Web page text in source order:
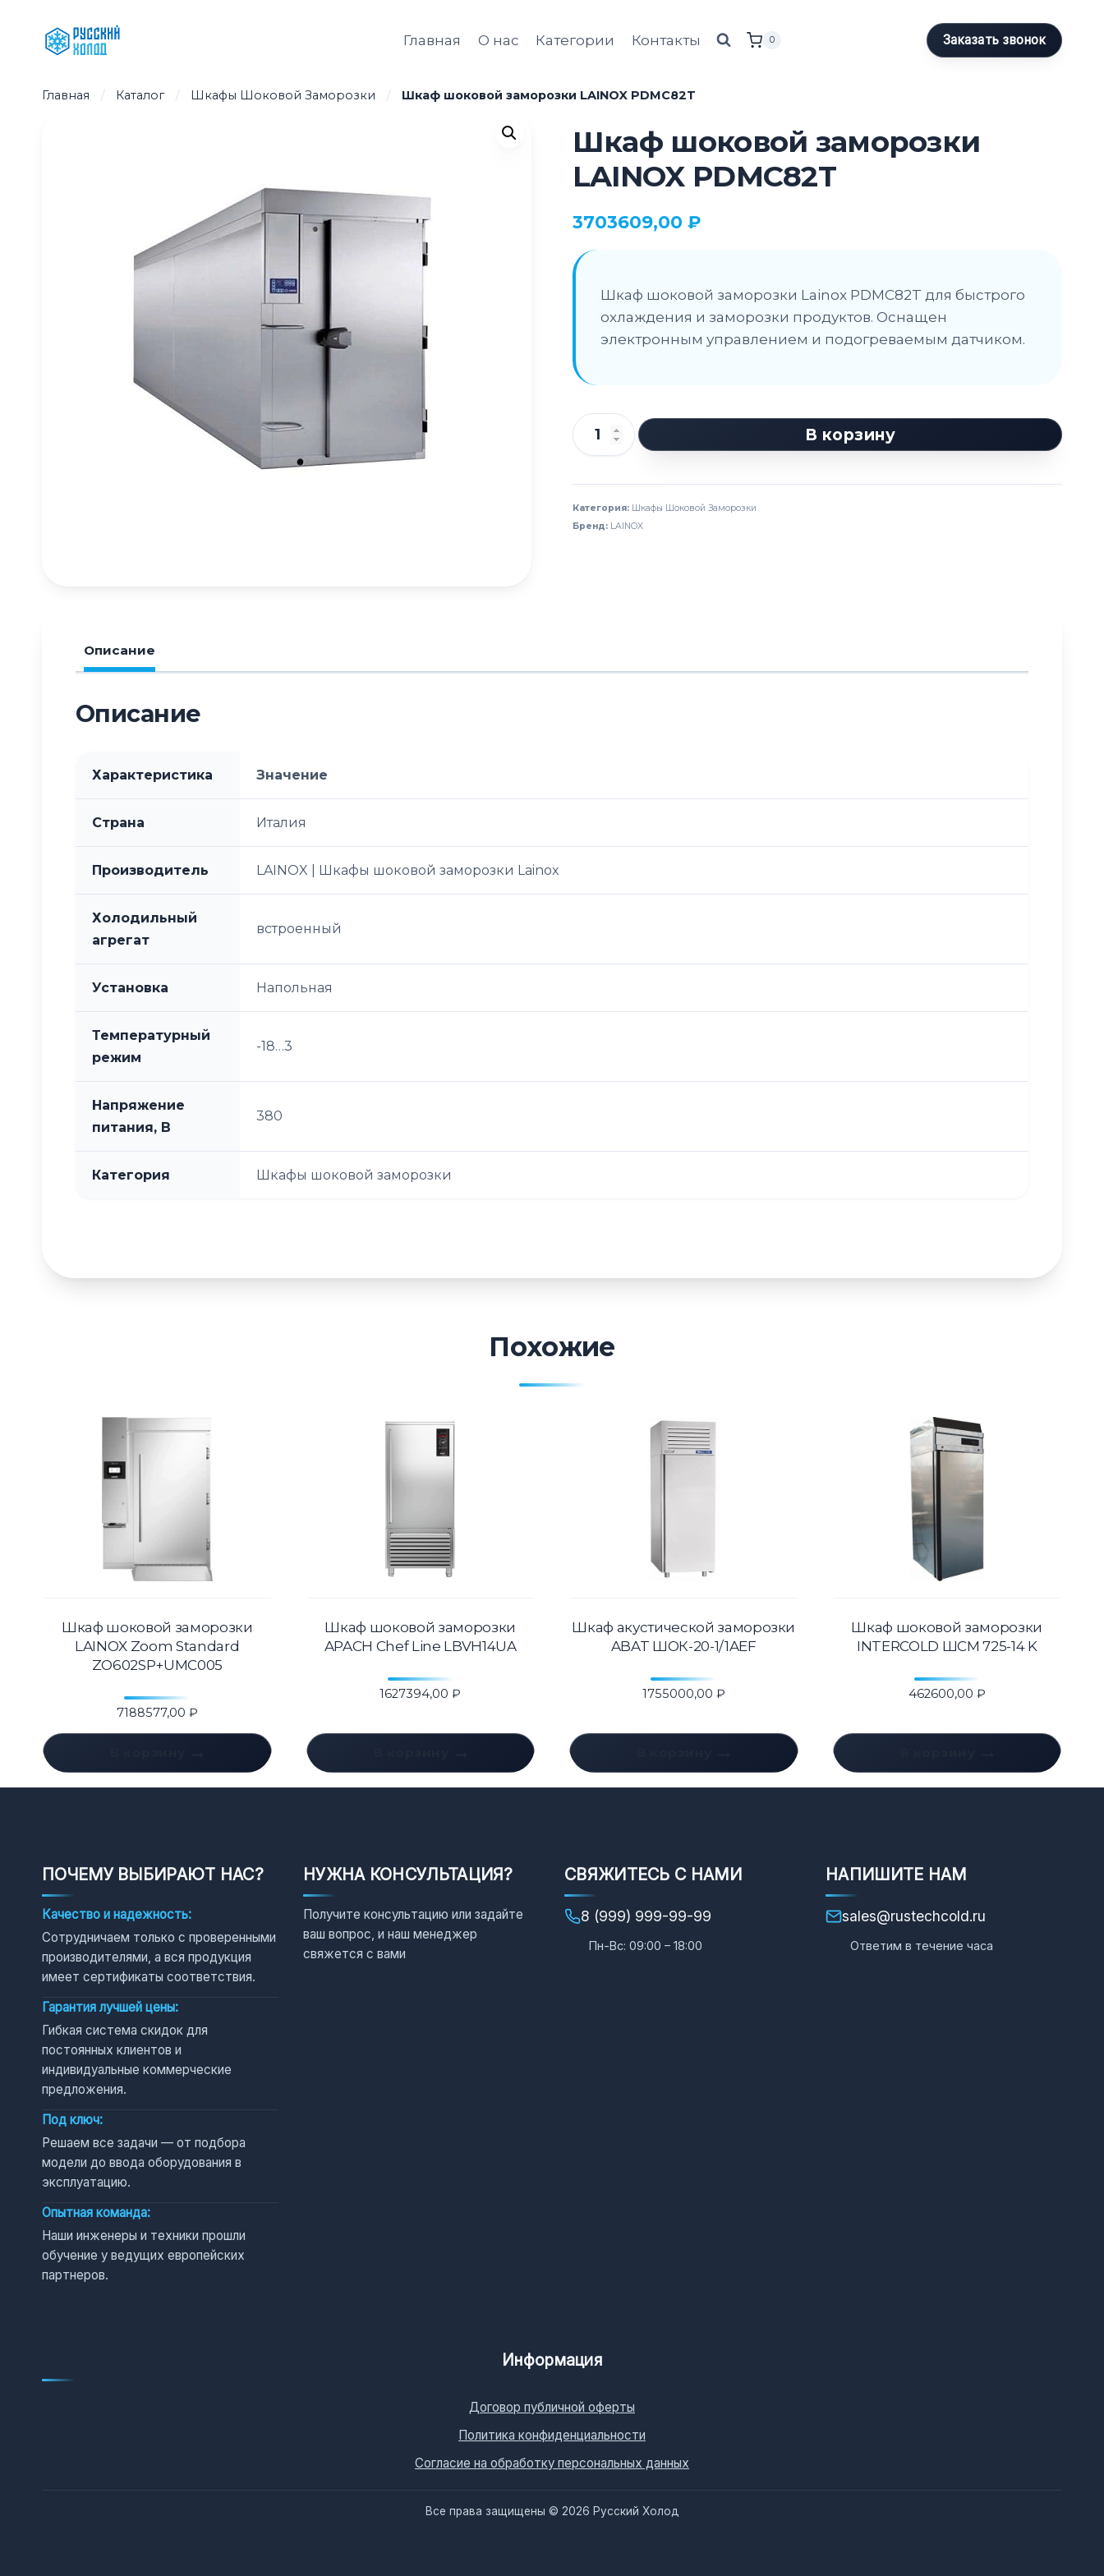
содержимому
Главная О нас Категории Контакты 0 Заказать звонок
Главная / Каталог / Шкафы Шоковой Заморозки / Шкаф шоковой заморозки LAINOX PDMC82T
Шкаф шоковой заморозки
LAINOX PDMC82T
3703609,00 ₽
Шкаф шоковой заморозки Lainox PDMC82T для быстрого
охлаждения и заморозки продуктов. Оснащен
электронным управлением и подогреваемым датчиком.
Количество
Шкаф
шоковой
заморозки
В корзину
Категория: Шкафы Шоковой Заморозки
Бренд: LAINOX
Описание
Описание
Характеристика Значение
Страна Италия
Производитель LAINOX | Шкафы шоковой заморозки Lainox
Холодильный
агрегат
встроенный
Установка Напольная
Температурный
режим
-18…3
Напряжение
питания, В
380
Категория Шкафы шоковой заморозки
Похожие
Шкаф шоковой заморозки
LAINOX Zoom Standard
ZO602SP+UMC005
7188577,00 ₽
Шкаф шоковой заморозки
APACH Chef Line LBVH14UA
1627394,00₽
Шкаф акустической заморозки
ABAT ШОК-20-1/1AEF
1755000,00 ₽
Шкаф шоковой заморозки
INTERCOLD ШСМ 725-14 K
462600,00 ₽
ПОЧЕМУ ВЫБИРАЮТ НАС?
Качество и надежность:
Сотрудничаем только с проверенными
производителями, а вся продукция
имеет сертификаты соответствия.
Гарантия лучшей цены:
Гибкая система скидок для
постоянных клиентов и
индивидуальные коммерческие
предложения.
Под ключ:
Решаем все задачи — от подбора
модели до ввода оборудования в
эксплуатацию.
Опытная команда:
Наши инженеры и техники прошли
обучение у ведущих европейских
партнеров.
НУЖНА КОНСУЛЬТАЦИЯ?
Получите консультацию или задайте
ваш вопрос, и наш менеджер
свяжется с вами
СВЯЖИТЕСЬ С НАМИ
8 (999) 999-99-99
Пн-Вс: 09:00 – 18:00
НАПИШИТЕ НАМ
sales@rustechcold.ru
Ответим в течение часа
Информация
Договор публичной оферты
Политика конфиденциальности
Согласие на обработку персональных данных
Все права защищены © 2026 Русский Холод